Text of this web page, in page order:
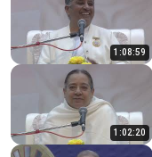
1:08:59
1:02:20